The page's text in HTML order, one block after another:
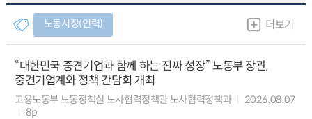
노동시장(인력) 더보기
“대한민국 중견기업과 함께 하는 진짜 성장” 노동부 장관,
중견기업계와 정책 간담회 개최
고용노동부 노동정책실 노사협력정책관 노사협력정책과
2026.08.07
8p